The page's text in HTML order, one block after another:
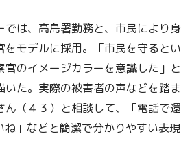
は、高島署勤務と、市民により身
をモデルに採用。「市民を守るとい
官のイメージカラーを意識した」と
いた。実際の被害者の声などを踏ま
ん（４３）と相談して、「電話で還
」などと簡潔で分かりやすい表現